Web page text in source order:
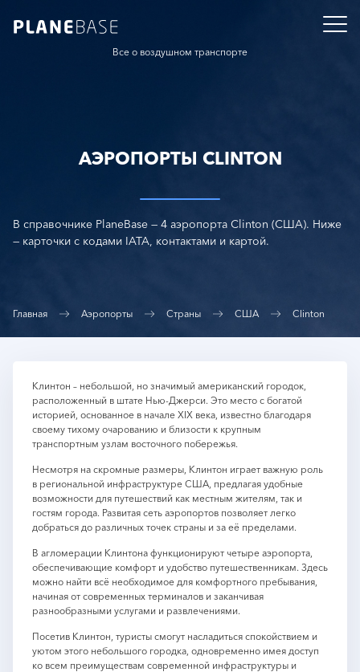
Все о воздушном транспорте
АЭРОПОРТЫ CLINTON
В справочнике PlaneBase — 4 аэропорта Clinton (США). Ниже
— карточки с кодами IATA, контактами и картой.
Главная Аэропорты Страны США Clinton
Клинтон – небольшой, но значимый американский городок,
расположенный в штате Нью-Джерси. Это место с богатой
историей, основанное в начале XIX века, известно благодаря
своему тихому очарованию и близости к крупным
транспортным узлам восточного побережья.
Несмотря на скромные размеры, Клинтон играет важную роль
в региональной инфраструктуре США, предлагая удобные
возможности для путешествий как местным жителям, так и
гостям города. Развитая сеть аэропортов позволяет легко
добраться до различных точек страны и за её пределами.
В агломерации Клинтона функционируют четыре аэропорта,
обеспечивающие комфорт и удобство путешественникам. Здесь
можно найти всё необходимое для комфортного пребывания,
начиная от современных терминалов и заканчивая
разнообразными услугами и развлечениями.
Посетив Клинтон, туристы смогут насладиться спокойствием и
уютом этого небольшого городка, одновременно имея доступ
ко всем преимуществам современной инфраструктуры и